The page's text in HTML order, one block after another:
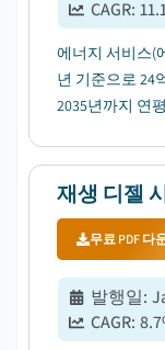
CAGR:
에너지 서비스(
년 기준으로 24
2035년까지 연
재생 디젤
무료 PDF 다
발행일:
CAGR: 8.7